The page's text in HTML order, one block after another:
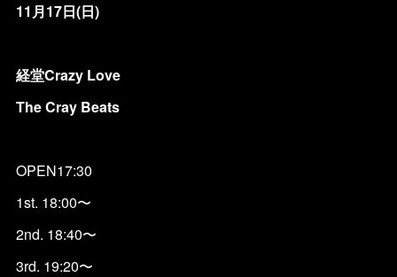
11月17日(日)
経堂Crazy Love
The Cray Beats
OPEN17:30
1st. 18:00〜
2nd. 18:40〜
3rd. 19:20〜